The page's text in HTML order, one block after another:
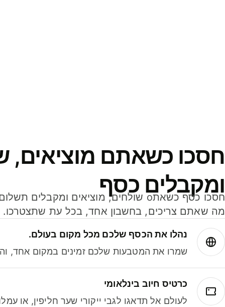
חסכו כשאתם מוציאים,
ומקבלים כסף
מה שאתם צריכים, בחשבון אחד, בכל עת שתצטרכו.
נהלו את הכסף שלכם מכל מקום בעולם.
שמרו את המטבעות שלכם זמינים במקום אחד,
כרטיס חיוב בינלאומי
לעולם אל תדאגו לגבי ייקורי שער חליפין, או